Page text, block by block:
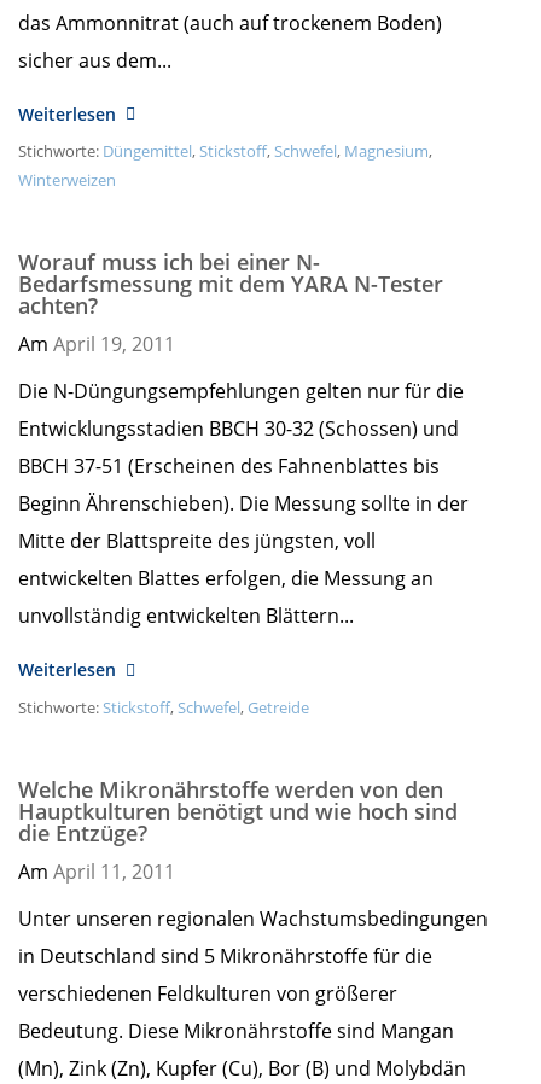
das Ammonnitrat (auch auf trockenem Boden)
sicher aus dem...
Weiterlesen
Stichworte: Düngemittel,Stickstoff,Schwefel, Magnesium,
Winterweizen
Worauf muss ich bei einer N-
Bedarfsmessung mit dem YARA N-Tester
achten?
Am April 19, 2011
Die N-Düngungsempfehlungen gelten nur für die
Entwicklungsstadien BBCH 30-32 (Schossen) und
BBCH 37-51 (Erscheinen des Fahnenblattes bis
Beginn Ährenschieben). Die Messung sollte in der
Mitte der Blattspreite des jüngsten, voll
entwickelten Blattes erfolgen, die Messung an
unvollständig entwickelten Blättern...
Weiterlesen
Stichworte:Stickstoff,Schwefel, Getreide
Welche Mikronährstoffe werden von den
Hauptkulturen benötigt und wie hoch sind
die Entzüge?
Am April 11, 2011
Unter unseren regionalen Wachstumsbedingungen
in Deutschland sind 5 Mikronährstoffe für die
verschiedenen Feldkulturen von größerer
Bedeutung. Diese Mikronährstoffe sind Mangan
(Mn), Zink (Zn), Kupfer (Cu), Bor (B) und Molybdän